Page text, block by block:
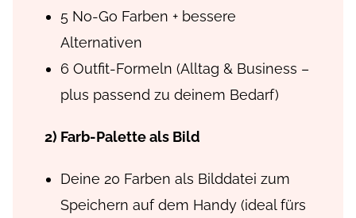
5 No-Go Farben + bessere
Alternativen
6 Outfit-Formeln (Alltag & Business –
plus passend zu deinem Bedarf)
2) Farb-Palette als Bild
Deine 20 Farben als Bilddatei zum
Speichern auf dem Handy (ideal fürs